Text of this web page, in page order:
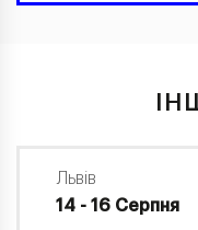
Львів
14 - 16 Серпня